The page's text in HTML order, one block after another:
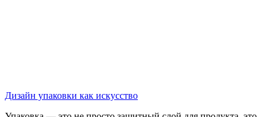
Дизайн упаковки как искусство